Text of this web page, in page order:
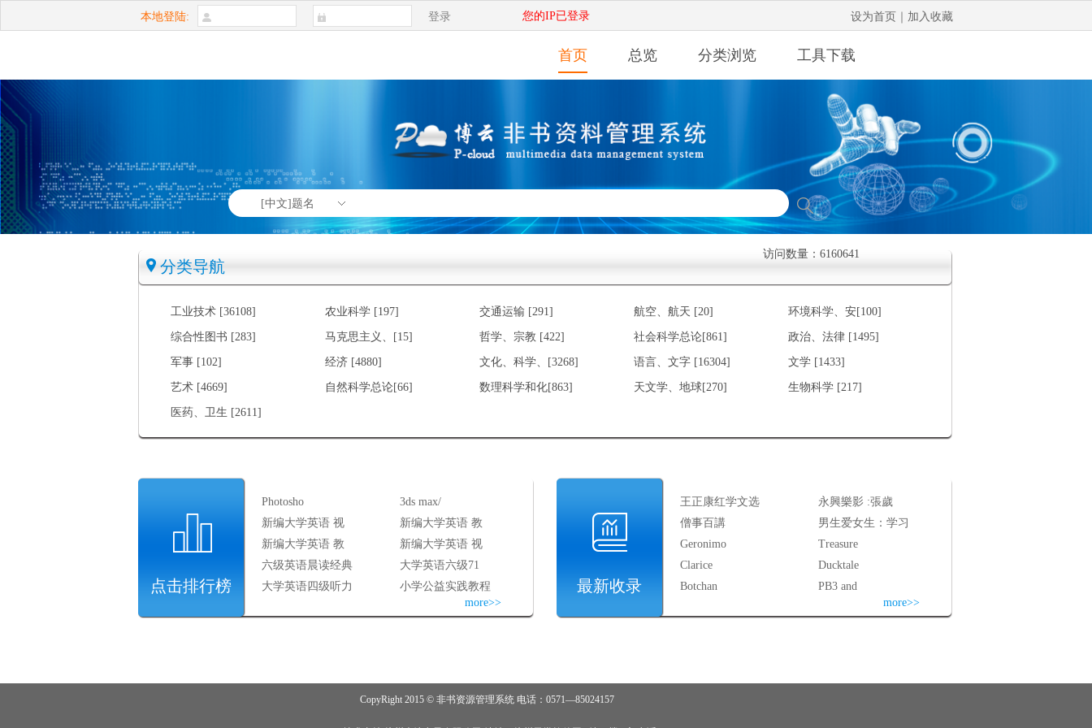
本地登陆: 登录 您的IP已登录 设为首页 加入收藏
首页 总览 分类浏览 工具下载
[中文]题名
访问数量：6160641
分类导航
工业技术 [36108] 农业科学 [197] 交通运输 [291] 航空、航天 [20] 环境科学、安[100]
综合性图书 [283] 马克思主义、[15] 哲学、宗教 [422] 社会科学总论[861] 政治、法律 [1495]
军事 [102] 经济 [4880] 文化、科学、[3268] 语言、文字 [16304] 文学 [1433]
艺术 [4669] 自然科学总论[66] 数理科学和化[863] 天文学、地球[270] 生物科学 [217]
医药、卫生 [2611]
点击排行榜
Photosho
3ds max/
新编大学英语 视
新编大学英语 教
新编大学英语 教
新编大学英语 视
六级英语晨读经典
大学英语六级71
大学英语四级听力
小学公益实践教程
more>>
最新收录
王正康红学文选
永興樂影 :張歲
僧事百講
男生爱女生：学习
Geronimo
Treasure
Clarice
Ducktale
Botchan
PB3 and
more>>
CopyRight 2015 © 非书资源管理系统 电话：0571—85024157